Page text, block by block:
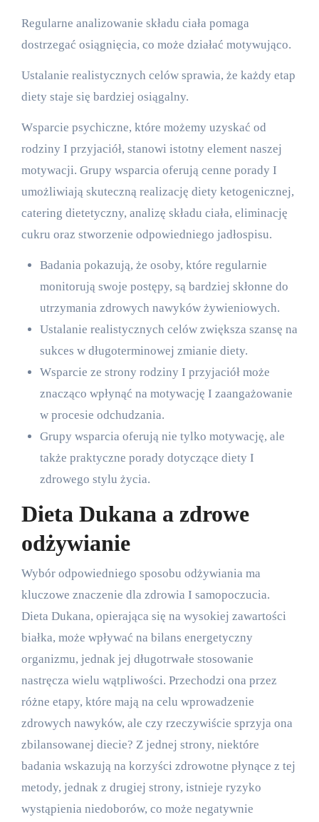
Regularne analizowanie składu ciała pomaga
dostrzegać osiągnięcia, co może działać motywująco.
Ustalanie realistycznych celów sprawia, że każdy etap
diety staje się bardziej osiągalny.
Wsparcie psychiczne, które możemy uzyskać od
rodziny I przyjaciół, stanowi istotny element naszej
motywacji. Grupy wsparcia oferują cenne porady I
umożliwiają skuteczną realizację diety ketogenicznej,
catering dietetyczny, analizę składu ciała, eliminację
cukru oraz stworzenie odpowiedniego jadłospisu.
Badania pokazują, że osoby, które regularnie
monitorują swoje postępy, są bardziej skłonne do
utrzymania zdrowych nawyków żywieniowych.
Ustalanie realistycznych celów zwiększa szansę na
sukces w długoterminowej zmianie diety.
Wsparcie ze strony rodziny I przyjaciół może
znacząco wpłynąć na motywację I zaangażowanie
w procesie odchudzania.
Grupy wsparcia oferują nie tylko motywację, ale
także praktyczne porady dotyczące diety I
zdrowego stylu życia.
Dieta Dukana a zdrowe
odżywianie
Wybór odpowiedniego sposobu odżywiania ma
kluczowe znaczenie dla zdrowia I samopoczucia.
Dieta Dukana, opierająca się na wysokiej zawartości
białka, może wpływać na bilans energetyczny
organizmu, jednak jej długotrwałe stosowanie
nastręcza wielu wątpliwości. Przechodzi ona przez
różne etapy, które mają na celu wprowadzenie
zdrowych nawyków, ale czy rzeczywiście sprzyja ona
zbilansowanej diecie? Z jednej strony, niektóre
badania wskazują na korzyści zdrowotne płynące z tej
metody, jednak z drugiej strony, istnieje ryzyko
wystąpienia niedoborów, co może negatywnie